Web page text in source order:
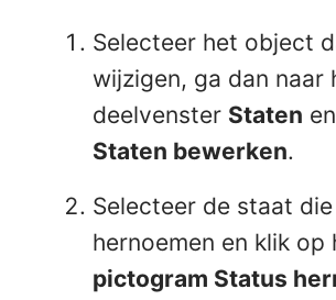
Selecteer het object
wijzigen, ga dan naar
deelvenster Staten
Staten bewerken.
Selecteer de staat
hernoemen en klik op
pictogram Status